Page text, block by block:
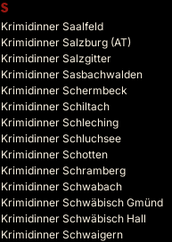
S
Krimidinner Saalfeld
Krimidinner Salzburg (AT)
Krimidinner Salzgitter
Krimidinner Sasbachwalden
Krimidinner Schermbeck
Krimidinner Schiltach
Krimidinner Schleching
Krimidinner Schluchsee
Krimidinner Schotten
Krimidinner Schramberg
Krimidinner Schwabach
Krimidinner Schwäbisch Gmünd
Krimidinner Schwäbisch Hall
Krimidinner Schwaigern